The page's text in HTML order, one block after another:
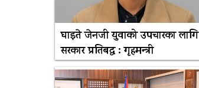
घाइते जेनजी युवाको उपचारका लागि
सरकार प्रतिबद्ध : गृहमन्त्री